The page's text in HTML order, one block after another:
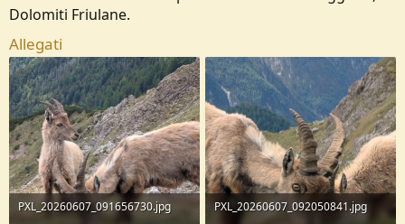
Dolomiti Friulane.
Allegati
PXL_20260607_091656730.jpg
PXL_20260607_092050841.jpg